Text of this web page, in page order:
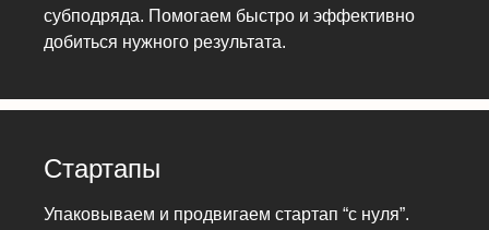
субподряда. Помогаем быстро и эффективно
добиться нужного результата.
Стартапы
Упаковываем и продвигаем стартап “с нуля”.